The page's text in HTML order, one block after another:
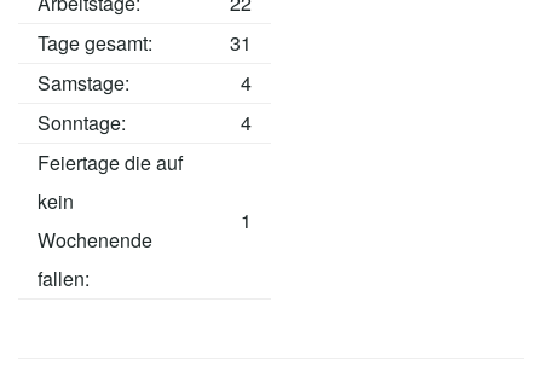
Tage gesamt:
31
Samstage:
4
Sonntage:
4
Feiertage die auf
kein
Wochenende
fallen:
1